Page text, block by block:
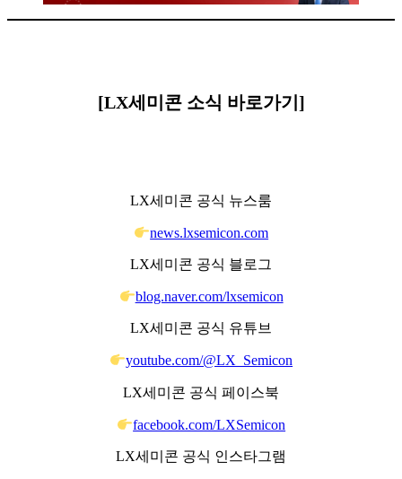
[LX세미콘 소식 바로가기]
LX세미콘 공식 뉴스룸
news.lxsemicon.com
LX세미콘 공식 블로그
blog.naver.com/lxsemicon
LX세미콘 공식 유튜브
youtube.com/@LX_Semicon
LX세미콘 공식 페이스북
facebook.com/LXSemicon
LX세미콘 공식 인스타그램